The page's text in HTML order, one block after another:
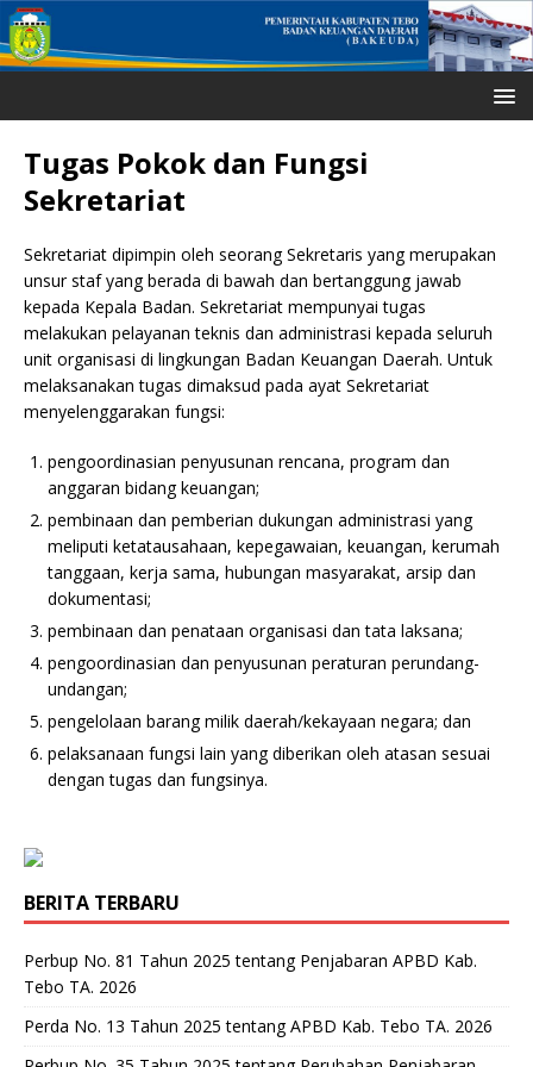
Tugas Pokok dan Fungsi
Sekretariat
Sekretariat dipimpin oleh seorang Sekretaris yang merupakan
unsur staf yang berada di bawah dan bertanggung jawab
kepada Kepala Badan. Sekretariat mempunyai tugas
melakukan pelayanan teknis dan administrasi kepada seluruh
unit organisasi di lingkungan Badan Keuangan Daerah. Untuk
melaksanakan tugas dimaksud pada ayat Sekretariat
menyelenggarakan fungsi:
pengoordinasian penyusunan rencana, program dan
anggaran bidang keuangan;
pembinaan dan pemberian dukungan administrasi yang
meliputi ketatausahaan, kepegawaian, keuangan, kerumah
tanggaan, kerja sama, hubungan masyarakat, arsip dan
dokumentasi;
pembinaan dan penataan organisasi dan tata laksana;
pengoordinasian dan penyusunan peraturan perundang-
undangan;
pengelolaan barang milik daerah/kekayaan negara; dan
pelaksanaan fungsi lain yang diberikan oleh atasan sesuai
dengan tugas dan fungsinya.
BERITA TERBARU
Perbup No. 81 Tahun 2025 tentang Penjabaran APBD Kab.
Tebo TA. 2026
Perda No. 13 Tahun 2025 tentang APBD Kab. Tebo TA. 2026